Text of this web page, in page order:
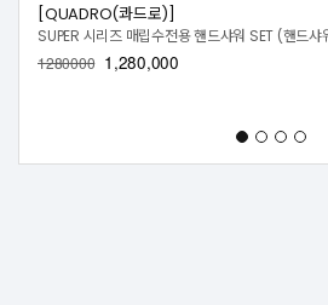
[QUADRO(콰드로)]
SUPER 시리즈 매립수전용 핸드샤워 SET (핸드
1280000 1,280,000